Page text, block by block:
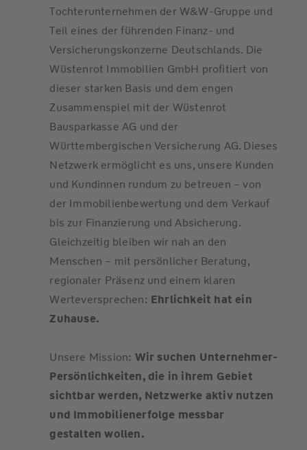
Tochterunternehmen der W&W-Gruppe und
Teil eines der führenden Finanz- und
Versicherungskonzerne Deutschlands. Die
Wüstenrot Immobilien GmbH profitiert von
dieser starken Basis und dem engen
Zusammenspiel mit der Wüstenrot
Bausparkasse AG und der
Württembergischen Versicherung AG. Dieses
Netzwerk ermöglicht es uns, unsere Kunden
und Kundinnen rundum zu betreuen – von
der Immobilienbewertung und dem Verkauf
bis zur Finanzierung und Absicherung.
Gleichzeitig bleiben wir nah an den
Menschen – mit persönlicher Beratung,
regionaler Präsenz und einem klaren
Werteversprechen: Ehrlichkeit hat ein
Zuhause.
Unsere Mission: Wir suchen Unternehmer-
Persönlichkeiten, die in ihrem Gebiet
sichtbar werden, Netzwerke aktiv nutzen
und Immobilienerfolge messbar
gestalten wollen.